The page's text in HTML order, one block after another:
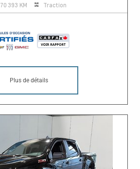
70 393 KM Traction
Plus de détails